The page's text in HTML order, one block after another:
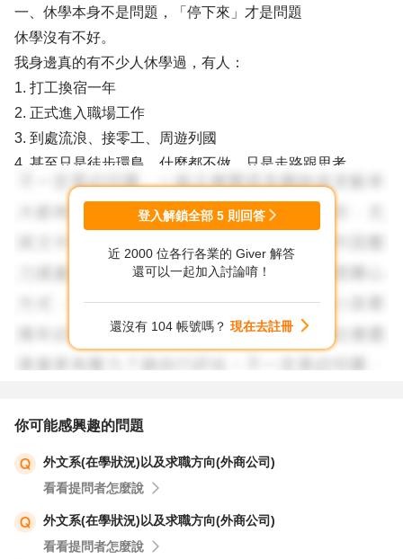
一、休學本身不是問題，「停下來」才是問題
休學沒有不好。
我身邊真的有不少人休學過，有人：
1. 打工換宿一年
2. 正式進入職場工作
3. 到處流浪、接零工、周遊列國
4. 甚至只是徒步環島，什麼都不做，只是走路跟思考
這些都不是浪費時間。
但前提只有一個：腳步不能停。
如果你只是想離開現在的痛苦，卻沒有任何行動安排，那才
二、你現在的痛苦，其實來自「過早選擇專業」
這個邏輯本身沒有錯，但有一個現實盲點：
你現在排斥環工，不代表你「不行」，而是你已經開始對自
己誠實了。
這是一個成長的訊號，不是失敗。
________________________________________
登入解鎖全部 5 則回答
近 2000 位各行各業的 Giver 解答
還可以一起加入討論唷！
還沒有 104 帳號嗎？ 現在去註冊
你可能感興趣的問題
外文系(在學狀況)以及求職方向(外商公司)
看看提問者怎麼說
外文系(在學狀況)以及求職方向(外商公司)
看看提問者怎麼說